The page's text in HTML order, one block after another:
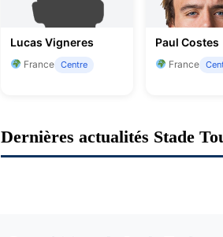
Lucas Vigneres
France Centre
Paul Costes
France
Dernières actualités Stade